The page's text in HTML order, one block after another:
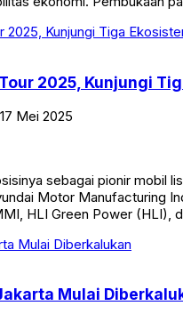
2025, Kunjungi
Mei 2025
sebagai pionir mobil
Motor Manufacturing
HLI Green Power (HLI),
Mulai